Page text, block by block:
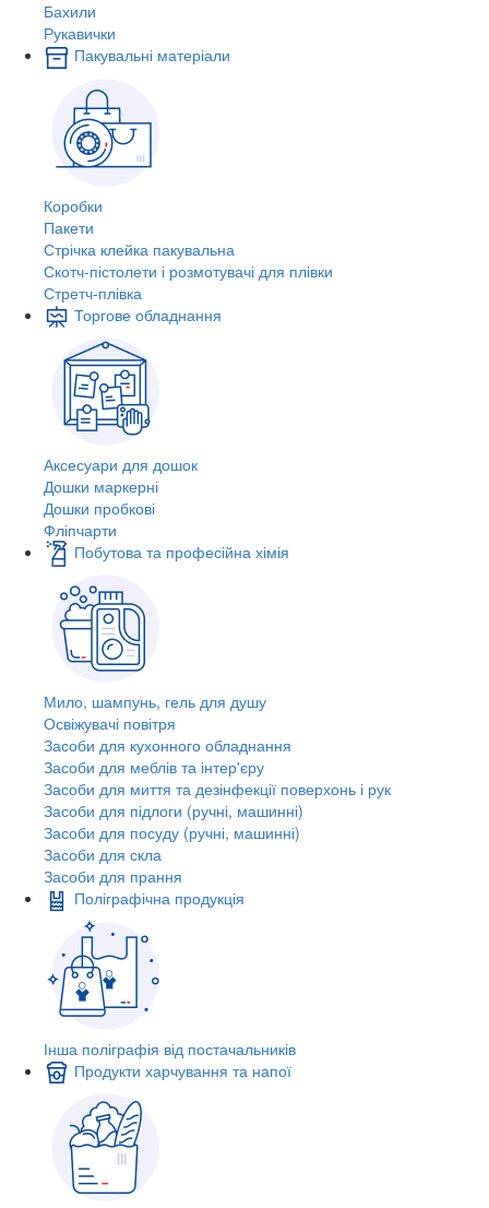
Бахили
Рукавички
Пакувальні матеріали
Коробки
Пакети
Стрічка клейка пакувальна
Скотч-пістолети і розмотувачі для плівки
Стретч-плівка
Торгове обладнання
Аксесуари для дошок
Дошки маркерні
Дошки пробкові
Фліпчарти
Побутова та професійна хімія
Мило, шампунь, гель для душу
Освіжувачі повітря
Засоби для кухонного обладнання
Засоби для меблів та інтер'єру
Засоби для миття та дезінфекції поверхонь і рук
Засоби для підлоги (ручні, машинні)
Засоби для посуду (ручні, машинні)
Засоби для скла
Засоби для прання
Поліграфічна продукція
Інша поліграфія від постачальників
Продукти харчування та напої